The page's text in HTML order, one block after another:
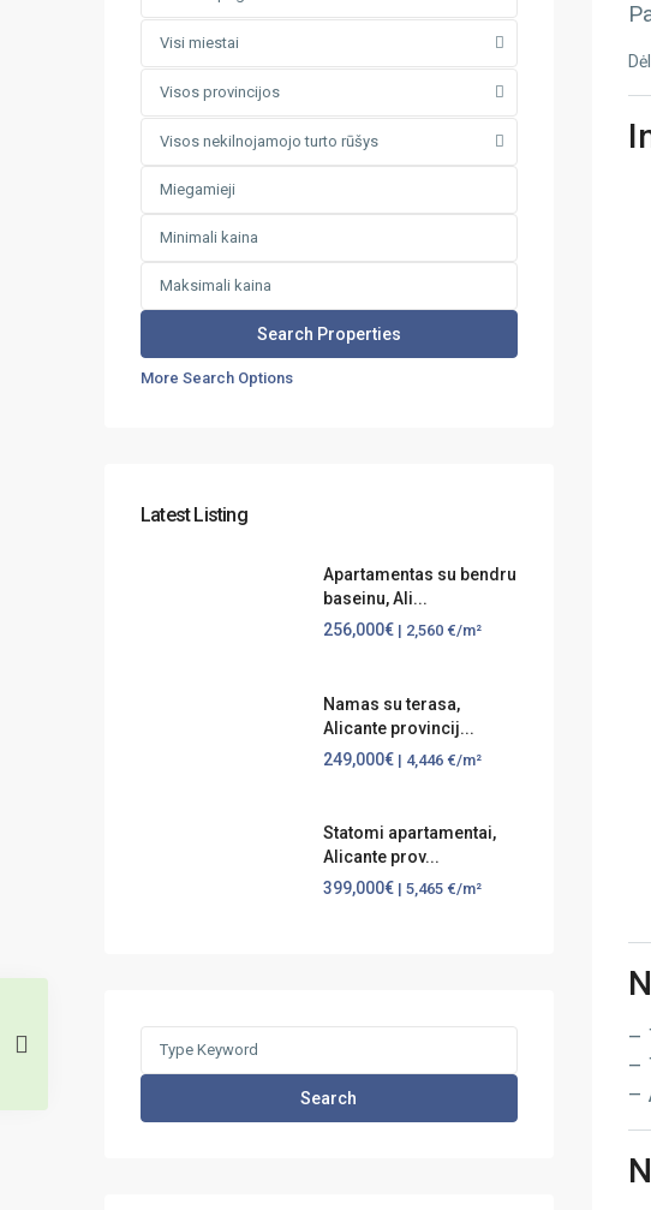
–
–
–
Visi miestai
Visos provincijos
Visos nekilnojamojo turto rūšys
More Search Options
Latest Listing
Apartamentas su bendru
baseinu, Ali...
256,000€ | 2,560 €/m²
Namas su terasa,
Alicante provincij...
249,000€ | 4,446 €/m²
Statomi apartamentai,
Alicante prov...
399,000€ | 5,465 €/m²
Search